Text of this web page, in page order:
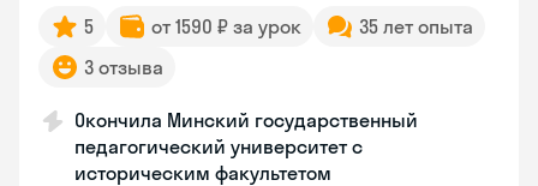
5 от 1590 ₽ за урок
35 лет опыта
3 отзыва
Окончила Минский государственный
педагогический университет с
историческим факультетом